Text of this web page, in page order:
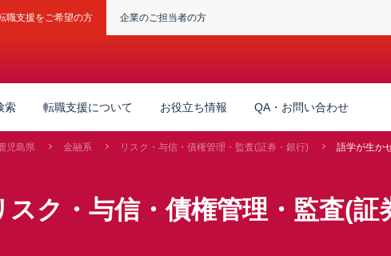
職支援をご希望の方 企業のご担当者の方
索 転職支援について お役立ち情報 QA・お問い合わせ
児島県 金融系 リスク・与信・債権管理・監査(証券・銀行) 語学が生か
スク・与信・債権管理・監査(